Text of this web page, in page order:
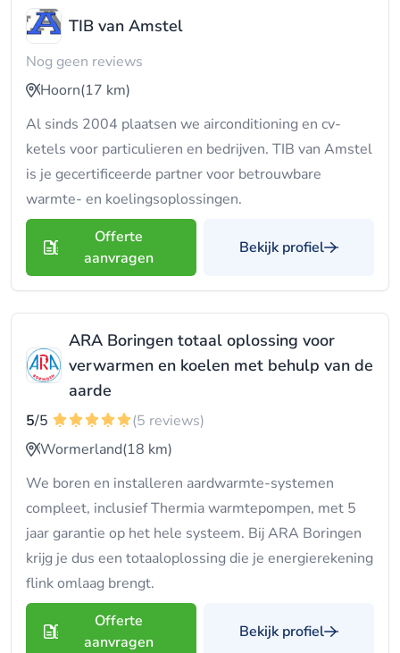
TIB van Amstel
Nog geen reviews
Hoorn(17 km)
Al sinds 2004 plaatsen we airconditioning en cv-
ketels voor particulieren en bedrijven. TIB van Amstel
is je gecertificeerde partner voor betrouwbare
warmte- en koelingsoplossingen.
Offerte
aanvragen
Bekijk profiel
ARA Boringen totaal oplossing voor
verwarmen en koelen met behulp van de
aarde
5/5
(5 reviews)
Wormerland(18 km)
We boren en installeren aardwarmte-systemen
compleet, inclusief Thermia warmtepompen, met 5
jaar garantie op het hele systeem. Bij ARA Boringen
krijg je dus een totaaloplossing die je energierekening
flink omlaag brengt.
Offerte
aanvragen
Bekijk profiel